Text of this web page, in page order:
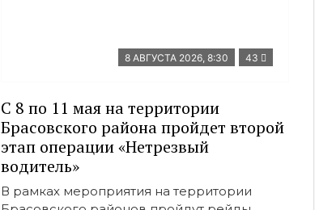
8 АВГУСТА 2026, 8:30 43
С 8 по 11 мая на территории
Брасовского района пройдет второй
этап операции «Нетрезвый
водитель»
В рамках мероприятия на территории